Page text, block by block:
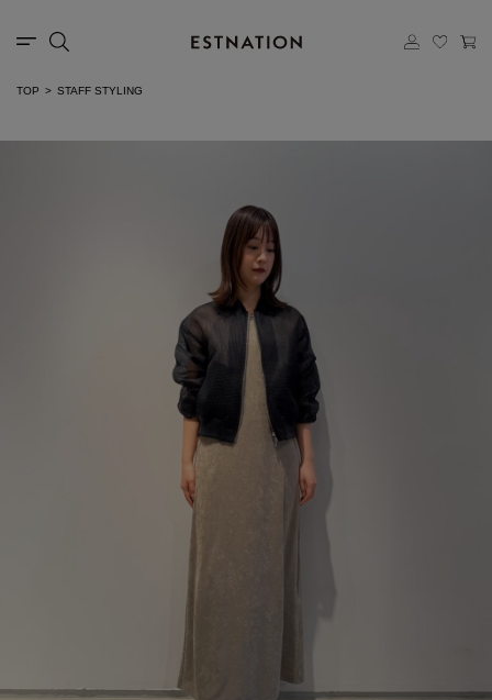
TOP STAFF STYLING